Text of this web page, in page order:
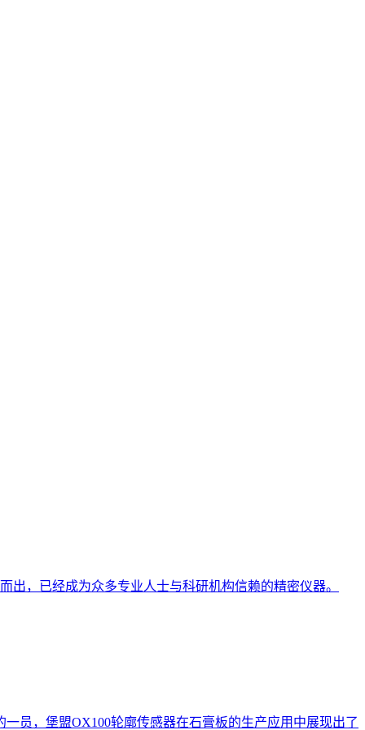
，已经成为众多专业人士与科研机构信赖的精密仪器。
员，堡盟OX100轮廓传感器在石膏板的生产应用中展现出了